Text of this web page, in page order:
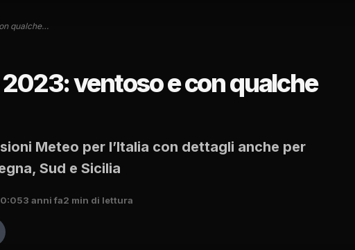
qualche…
ventoso e con qualche
Meteo per l’Italia con dettagli anche per
Sud e Sicilia
3 anni fa2 min di lettura